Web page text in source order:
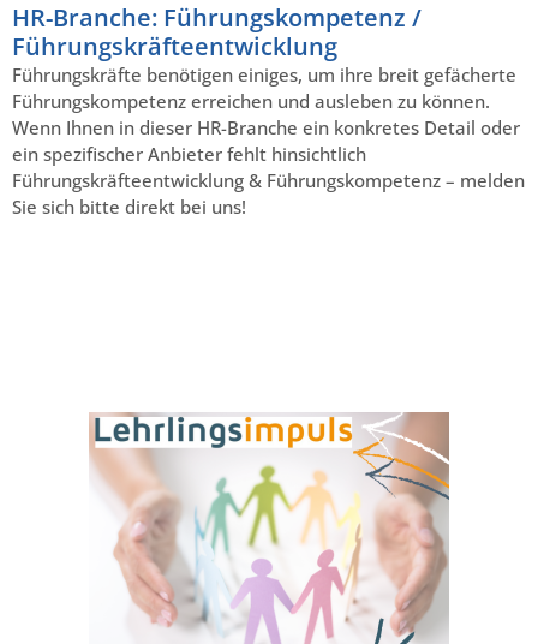
HR-Branche: Führungskompetenz /
Führungskräfteentwicklung
Führungskräfte benötigen einiges, um ihre breit gefächerte
Führungskompetenz erreichen und ausleben zu können.
Wenn Ihnen in dieser HR-Branche ein konkretes Detail oder
ein spezifischer Anbieter fehlt hinsichtlich
Führungskräfteentwicklung & Führungskompetenz – melden
Sie sich bitte direkt bei uns!